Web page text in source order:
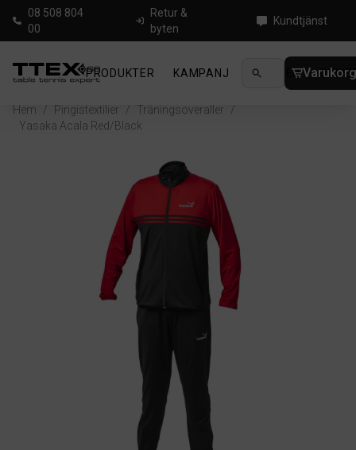
08 508 804
00
Retur &
byten
Kundtjänst
PRODUKTER KAMPANJ NYHETER
Hem / Pingistextilier / Träningsoveraller
/
Yasaka Acala Red/Black